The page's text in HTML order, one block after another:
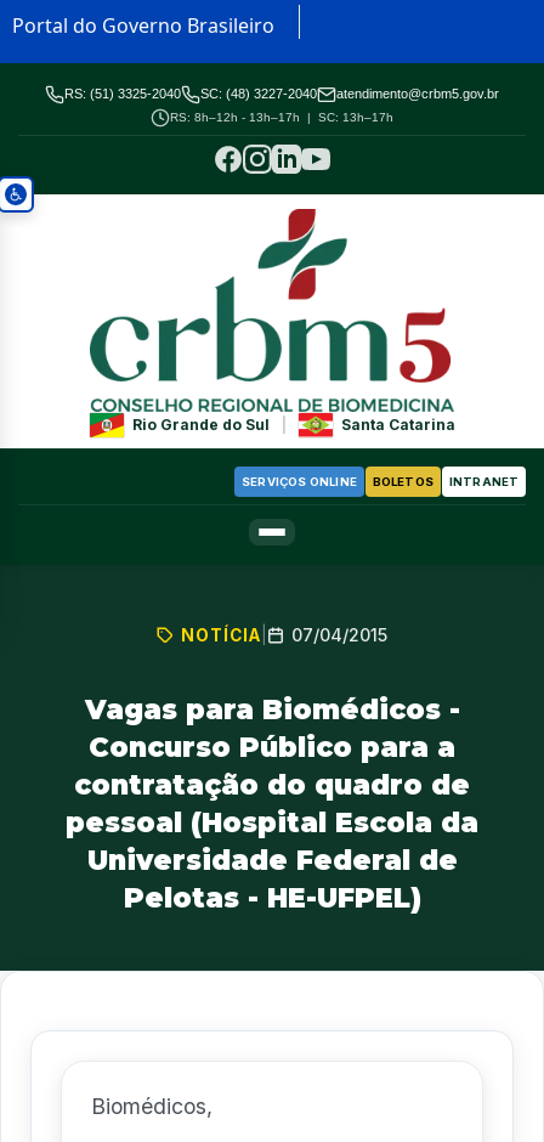
Portal do Governo Brasileiro
RS: (51) 3325-2040 SC: (48) 3227-2040 atendimento@crbm5.gov.br
RS: 8h–12h - 13h–17h | SC: 13h–17h
Rio Grande do Sul Santa Catarina
SERVIÇOS ONLINE BOLETOS INTRANET
NOTÍCIA 07/04/2015
Vagas para Biomédicos -
Concurso Público para a
contratação do quadro de
pessoal (Hospital Escola da
Universidade Federal de
Pelotas - HE-UFPEL)
Biomédicos,